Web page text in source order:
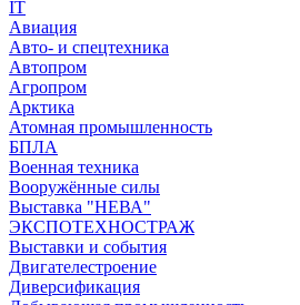
IT
Авиация
Авто- и спецтехника
Автопром
Агропром
Арктика
Атомная промышленность
БПЛА
Военная техника
Вооружённые силы
Выставка "НЕВА"
ЭКСПОТЕХНОСТРАЖ
Выставки и события
Двигателестроение
Диверсификация